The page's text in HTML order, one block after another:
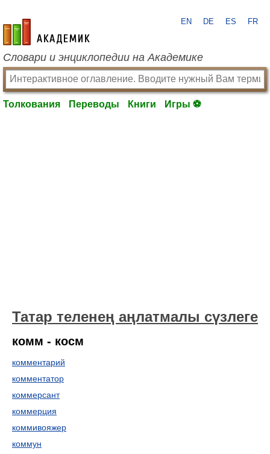
academic.ru
EN DE ES FR
Словари и энциклопедии на Академике
Толкования Переводы Книги Игры ⚽
Татар теленең аңлатмалы сүзлеге
комм - косм
комментарий
комментатор
коммерсант
коммерция
коммивояжер
коммун